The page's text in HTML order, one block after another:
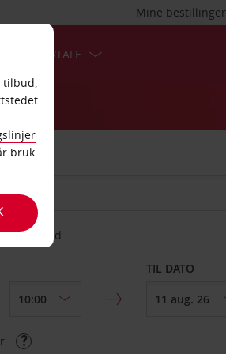
Mine bestillinger
BEDRIFTSAVTALE
TIL DATO
tilbud,
bruk